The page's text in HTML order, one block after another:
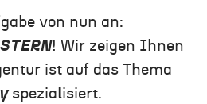
von nun an:
! Wir zeigen Ihnen
ist auf das Thema
spezialisiert.